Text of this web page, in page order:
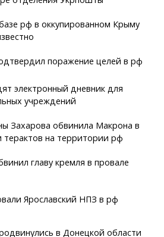
рф в оккупированном Крыму
поражение целей в рф
электронный дневник для
учреждений
Захарова обвинила Макрона в
терактов на территории рф
главу кремля в провале
Ярославский НПЗ в рф
в Донецкой области